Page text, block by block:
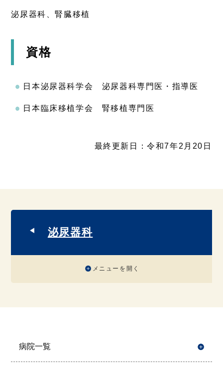
泌尿器科、腎臓移植
資格
日本泌尿器科学会 泌尿器科専門医・指導医
日本臨床移植学会 腎移植専門医
最終更新日：令和7年2月20日
泌尿器科
メニューを開く
病院一覧